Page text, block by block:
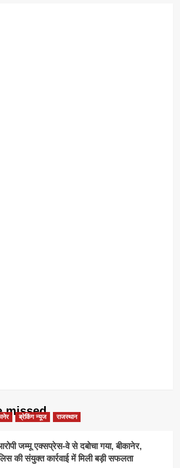
missed
ब्रेकिंग न्यूज राजस्थान
जम्मू एक्सप्रेस-वे से दबोचा गया, बीकानेर,
की संयुक्त कार्रवाई में मिली बड़ी सफलता